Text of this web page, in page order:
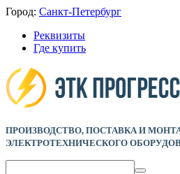
Город: Санкт-Петербург
Реквизиты
Где купить
ПРОИЗВОДСТВО, ПОСТАВКА И
ЭЛЕКТРОТЕХНИЧЕСКОГО